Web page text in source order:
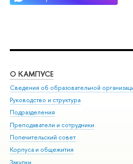
О КАМПУСЕ
Сведения об образовательной
Руководство и структура
Подразделения
Преподаватели и сотрудники
Попечительский совет
Корпуса и общежития
Закупки